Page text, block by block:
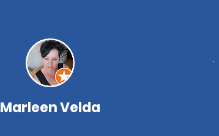
Marleen Velda